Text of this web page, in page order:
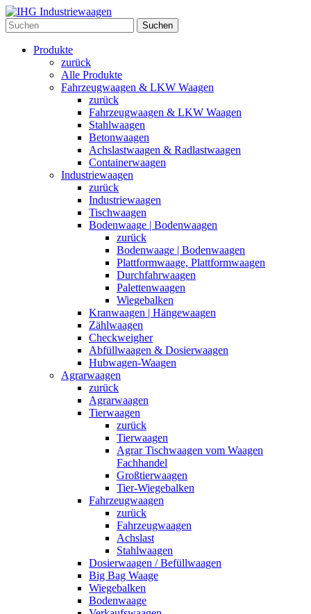
Suchen
Produkte
zurück
Alle Produkte
Fahrzeugwaagen & LKW Waagen
zurück
Fahrzeugwaagen & LKW Waagen
Stahlwaagen
Betonwaagen
Achslastwaagen & Radlastwaagen
Containerwaagen
Industriewaagen
zurück
Industriewaagen
Tischwaagen
Bodenwaage | Bodenwaagen
zurück
Bodenwaage | Bodenwaagen
Plattformwaage, Plattformwaagen
Durchfahrwaagen
Palettenwaagen
Wiegebalken
Kranwaagen | Hängewaagen
Zählwaagen
Checkweigher
Abfüllwaagen & Dosierwaagen
Hubwagen-Waagen
Agrarwaagen
zurück
Agrarwaagen
Tierwaagen
zurück
Tierwaagen
Agrar Tischwaagen vom Waagen
Fachhandel
Großtierwaagen
Tier-Wiegebalken
Fahrzeugwaagen
zurück
Fahrzeugwaagen
Achslast
Stahlwaagen
Dosierwaagen / Befüllwaagen
Big Bag Waage
Wiegebalken
Bodenwaage